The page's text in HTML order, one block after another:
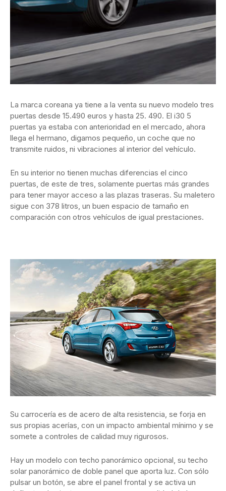
La marca coreana ya tiene a la venta su nuevo modelo tres
puertas desde 15.490 euros y hasta 25. 490. El i30 5
puertas ya estaba con anterioridad en el mercado, ahora
llega el hermano, digamos pequeño, un coche que no
transmite ruidos, ni vibraciones al interior del vehículo.
En su interior no tienen muchas diferencias el cinco
puertas, de este de tres, solamente puertas más grandes
para tener mayor acceso a las plazas traseras. Su maletero
sigue con 378 litros, un buen espacio de tamaño en
comparación con otros vehículos de igual prestaciones.
Su carrocería es de acero de alta resistencia, se forja en
sus propias acerías, con un impacto ambiental mínimo y se
somete a controles de calidad muy rigurosos.
Hay un modelo con techo panorámico opcional, su techo
solar panorámico de doble panel que aporta luz. Con sólo
pulsar un botón, se abre el panel frontal y se activa un